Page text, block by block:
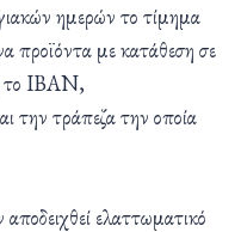
ημερών το τίμημα
προϊόντα με κατάθεση σε
το IBAN,
την τράπεζα την οποία
ελαττωματικό